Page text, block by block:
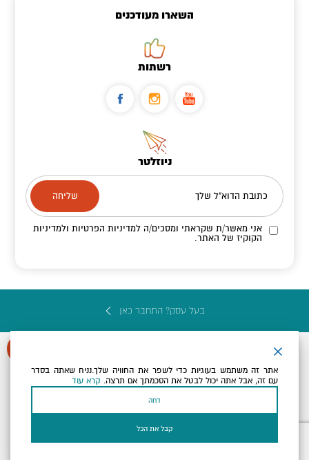
השארו מעודכנים
רשתות
ניוזלטר
כתובת הדוא"ל שלך
אני מאשר/ת שקראתי ומסכים/הלמדיניות הפרטיות ולמדיניות
הקוקיז של האתר.
בעל עסק? התחבר כאן
כל הזכויות שמורות לארץ ים המלח ©
אתר זה משתמש בעוגיות כדי לשפר את החוויה שלך.נניח שאתה בסדר
עם זה, אבל אתה יכול לבטל את הסכמתך אם תרצה. קרא עוד
דחה
קבל את הכל